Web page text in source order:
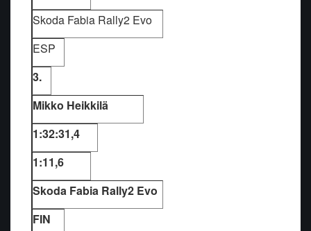
Skoda Fabia Rally2 Evo
ESP
3.
Mikko Heikkilä
1:32:31,4
1:11,6
Skoda Fabia Rally2 Evo
FIN